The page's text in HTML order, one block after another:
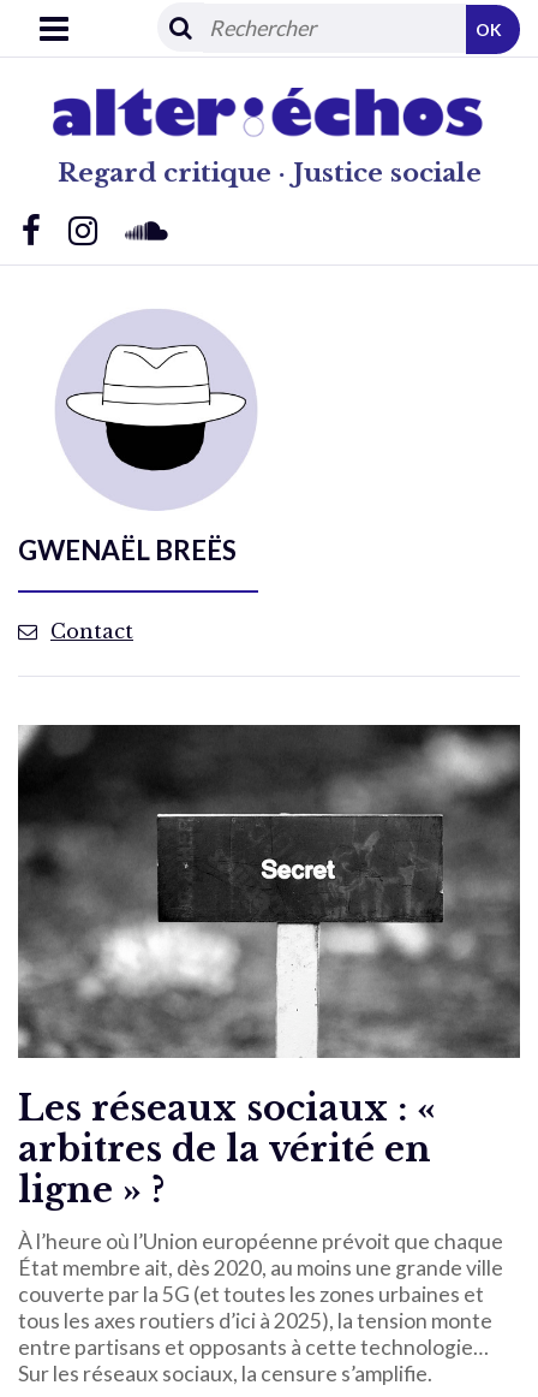
Regard critique · Justice sociale
OK
GWENAËL BREËS
Contact
Les réseaux sociaux : «
arbitres de la vérité en
ligne » ?
À l’heure où l’Union européenne prévoit que chaque
État membre ait, dès 2020, au moins une grande ville
couverte par la 5G (et toutes les zones urbaines et
tous les axes routiers d’ici à 2025), la tension monte
entre partisans et opposants à cette technologie…
Sur les réseaux sociaux, la censure s’amplifie.